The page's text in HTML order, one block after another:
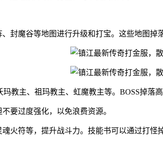
封魔谷等地图进行升级和打宝。这些地图掉
教主、祖玛教主、虹魔教主等。BOSS掉落
要过度强化，以免浪费资源。
火符等，提升战斗力。技能书可以通过打怪